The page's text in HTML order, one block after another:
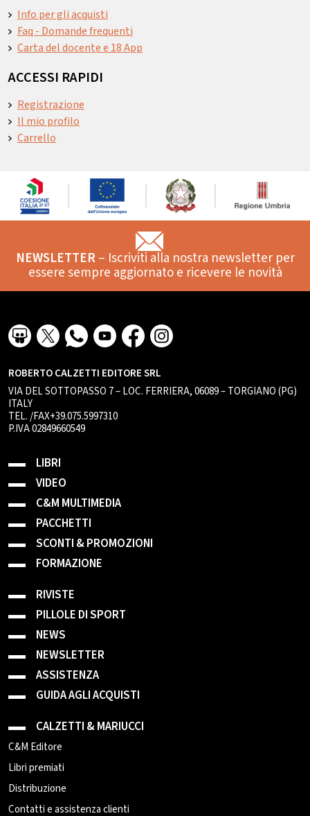
Info per gli acquisti
Faq - Domande frequenti
Carta del docente e 18 App
ACCESSI RAPIDI
Registrazione
Il mio profilo
Carrello
NEWSLETTER– Iscriviti alla nostra newsletter per
essere sempre aggiornato e ricevere le novità
ROBERTO CALZETTI EDITORE SRL
VIA DEL SOTTOPASSO 7 – LOC. FERRIERA, 06089 – TORGIANO (PG)
ITALY
TEL. /FAX+39.075.5997310
P.IVA 02849660549
LIBRI
VIDEO
C&M MULTIMEDIA
PACCHETTI
SCONTI & PROMOZIONI
FORMAZIONE
RIVISTE
PILLOLE DI SPORT
NEWS
NEWSLETTER
ASSISTENZA
GUIDA AGLI ACQUISTI
CALZETTI & MARIUCCI
C&M Editore
Libri premiati
Distribuzione
Contatti e assistenza clienti